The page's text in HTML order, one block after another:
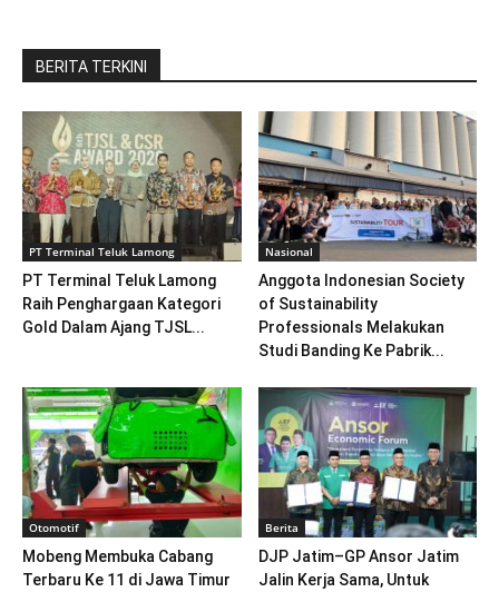
BERITA TERKINI
PT Terminal Teluk Lamong
PT Terminal Teluk Lamong
Raih Penghargaan Kategori
Gold Dalam Ajang TJSL...
Nasional
Anggota Indonesian Society
of Sustainability
Professionals Melakukan
Studi Banding Ke Pabrik...
Otomotif
Mobeng Membuka Cabang
Terbaru Ke 11 di Jawa Timur
Berita
DJP Jatim–GP Ansor Jatim
Jalin Kerja Sama, Untuk